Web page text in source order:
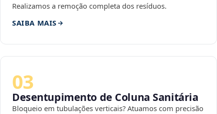
Realizamos a remoção completa dos resíduos.
SAIBA MAIS
03
Desentupimento de Coluna Sanitária
Bloqueio em tubulações verticais? Atuamos com precisão